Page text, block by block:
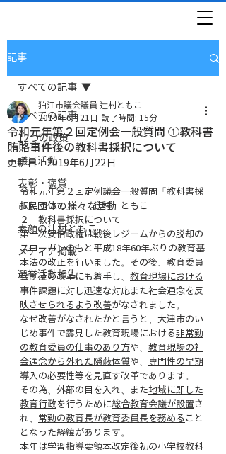
記事
すべての記事
12つの政策
議員活動
表彰・褒賞
市民団体の様々な活動
素顔の辻村ともこ
メディア掲載
選挙活動報告
すべての記事
令和元年第２回定例会一般質問 ①教科書
賄賂事件後の教科書採択について
狛江市議会議員 辻村ともこ
2019年6月21日 読了時間: 15分
更新日：2019年6月22日
令和元年第２回定例議会一般質問「教科書採
択について」　　辻村　ともこ
２　教科書採択について
第一次安倍政権は戦後レジームからの脱却の
スローガンのもと平成18年60年ぶりの教育基
本法の改正を行いました。その後、教育委員
会制度の改革にも着手し、 教育現場における
事件課題に対し迅速な対応また社会通念を反
映させられるよう改善がなされました。
なぜ改善がなされたかと言うと、大津市のい
じめ事件で露見した教育現場における非常勤
の教育委員の仕事のあり方や、 教育現場の社
会通念から外れた隠蔽体質や、 専門性の早期
導入の必要性等を見直す改革であります。
その為、外部の目を入れ、また地域に即した
教育行政を行うために総合教育会議が設置さ
れ、 常勤の教育長が教育委員長を務める こと
となった経緯があります。
本年は学習指導要領本改定後初の小学校教科